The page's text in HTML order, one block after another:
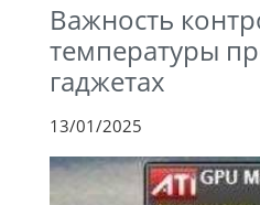
Важность
температуры
гаджетах
13/01/2025